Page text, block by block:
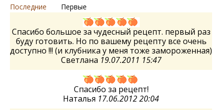
Последние Первые
Спасибо большое за чудесный рецепт. первый раз
буду готовить. Но по вашему рецепту все очень
доступно !!! (и клубника у меня тоже замороженная)
Светлана 19.07.2011 15:47
Спасибо за рецепт!
Наталья 17.06.2012 20:04